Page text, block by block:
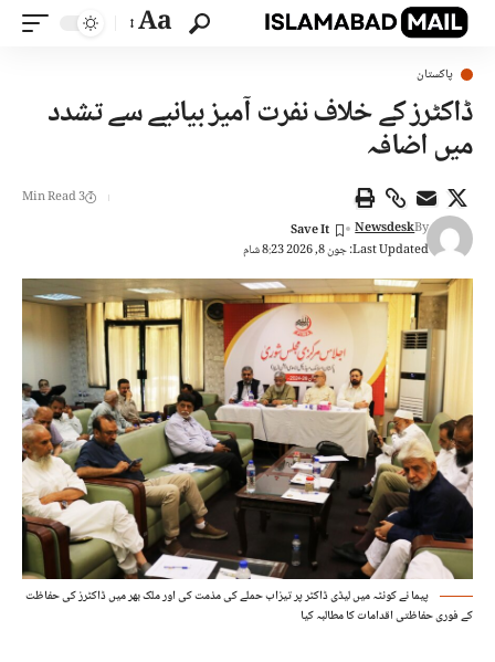
Aa
پاکستان
ڈاکٹرز کے خلاف نفرت آمیز بیانیے سے تشدد
میں اضافہ
Last Updated: جون 8, 2026 8:23 شام
By
Newsdesk
3 Min Read
پیما نے کوئٹہ میں لیڈی ڈاکٹر پر تیزاب حملے کی مذمت کی اور ملک بھر میں ڈاکٹرز کی حفاظت
کے فوری حفاظتی اقدامات کا مطالبہ کیا